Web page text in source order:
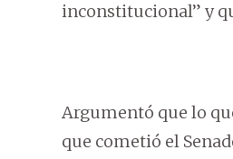
inconstitucional” y
Argumentó que lo
que cometió el